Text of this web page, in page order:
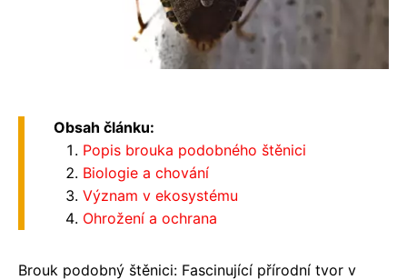
Obsah článku:
Popis brouka podobného štěnici
Biologie a chování
Význam v ekosystému
Ohrožení a ochrana
Brouk podobný štěnici: Fascinující přírodní tvor v